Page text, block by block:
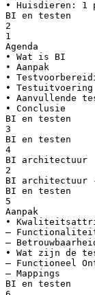
• Huisdieren: 1
BI en testen
2
1
Agenda
• Wat is BI
• Aanpak
•
• Testuitvoering
• Aanvullende
• Conclusie
BI en testen
3
BI en testen
4
BI architectuur
2
BI architectuur
BI en testen
5
Aanpak
•
–
–
• Wat zijn de
– Functioneel
– Mappings
BI en testen